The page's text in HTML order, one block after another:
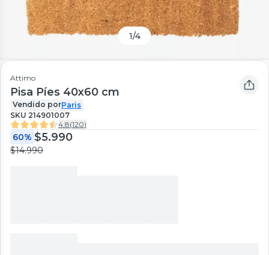
1/4
Attimo
Pisa Píes 40x60 cm
Vendido porParis
SKU 214901007
4.8(120)
60% $5.990
$14.990